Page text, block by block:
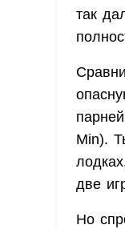
так
Min).
две
Но